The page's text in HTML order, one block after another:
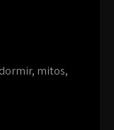
dormir, mitos,